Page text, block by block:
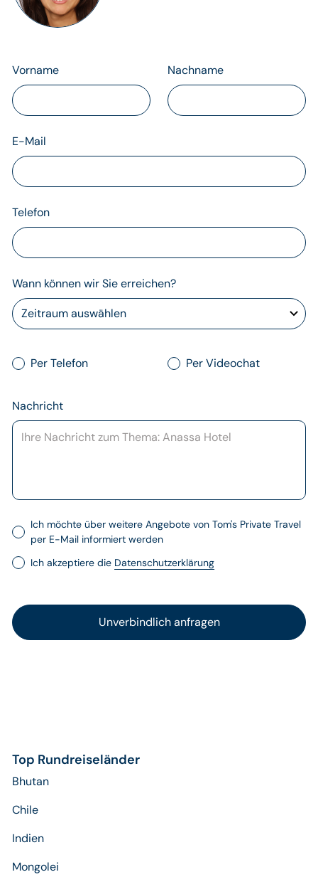
Vorname Nachname
E-Mail
Telefon
Wann können wir Sie erreichen?
Per Telefon Per Videochat
Nachricht
Ich möchte über weitere Angebote von Tom's Private Travel
per E-Mail informiert werden
Ich akzeptiere die Datenschutzerklärung
Top Rundreiseländer
Bhutan
Chile
Indien
Mongolei